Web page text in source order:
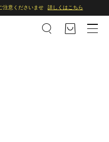
注意くださいませ 詳しくはこちら